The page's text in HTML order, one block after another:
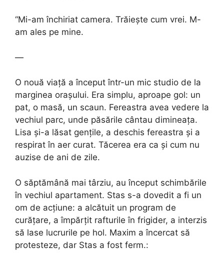
“Mi-am închiriat camera. Trăiește cum vrei. M-
am ales pe mine.
—
O nouă viață a început într-un mic studio de la
marginea orașului. Era simplu, aproape gol: un
pat, o masă, un scaun. Fereastra avea vedere la
vechiul parc, unde păsările cântau dimineața.
Lisa și-a lăsat gențile, a deschis fereastra și a
respirat în aer curat. Tăcerea era ca și cum nu
auzise de ani de zile.
O săptămână mai târziu, au început schimbările
în vechiul apartament. Stas s-a dovedit a fi un
om de acțiune: a alcătuit un program de
curățare, a împărțit rafturile în frigider, a interzis
să lase lucrurile pe hol. Maxim a încercat să
protesteze, dar Stas a fost ferm.: